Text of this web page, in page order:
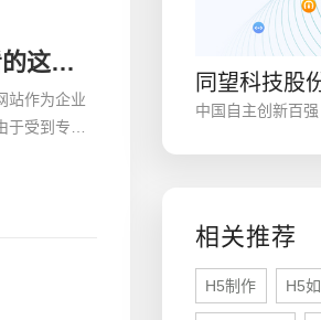
判断专业网站建设制作质量需要看的这几点
作为企业
受到专业
同望科技股
中国自主创新百
相关推荐
H5制作 H5